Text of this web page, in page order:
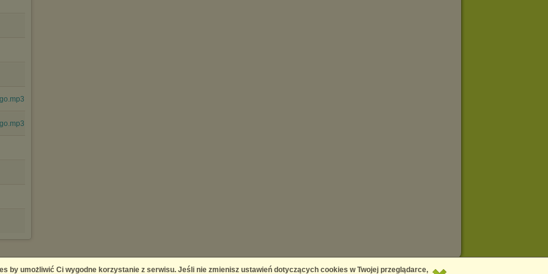
Copyright © 2026 Chomikuj.pl
by umożliwić Ci wygodne korzystanie z serwisu. Jeśli nie zmienisz ustawień dotyczących cookies w Twojej przeglądarce,